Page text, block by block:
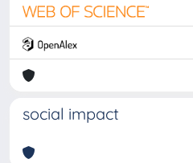
social impact